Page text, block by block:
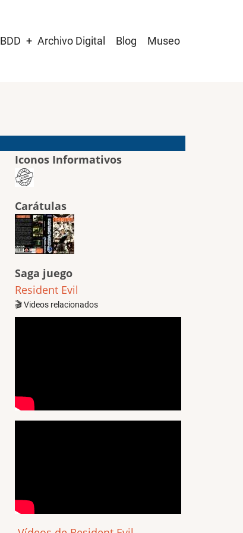
BDD Archivo Digital Blog Museo
Iconos Informativos
Carátulas
Saga juego
Resident Evil
🎬 Videos relacionados